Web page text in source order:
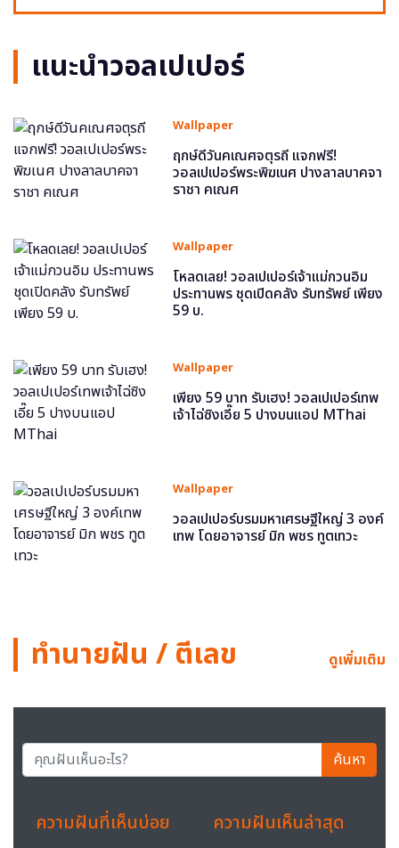
แนะนำวอลเปเปอร์
Wallpaper
ฤกษ์ดีวันคเณศจตุรถี แจกฟรี!
วอลเปเปอร์พระพิฆเนศ ปางลาลบาคจา
ราชา คเณศ
Wallpaper
โหลดเลย! วอลเปเปอร์เจ้าแม่กวนอิม
ประทานพร ชุดเปิดคลัง รับทรัพย์ เพียง
59 บ.
Wallpaper
เพียง 59 บาท รับเฮง! วอลเปเปอร์เทพ
เจ้าไฉ่ซิงเอี๊ย 5 ปางบนแอป MThai
Wallpaper
วอลเปเปอร์บรมมหาเศรษฐีใหญ่ 3 องค์
เทพ โดยอาจารย์ มิก พชร ทูตเทวะ
ทำนายฝัน / ตีเลข ดูเพิ่มเติม
ค้นหา
ความฝันที่เห็นบ่อย ความฝันเห็นล่าสุด